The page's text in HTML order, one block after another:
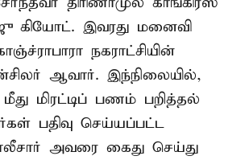
கியோட். இவரது மனைவி
நகராட்சியின்
ஆவார். இந்நிலையில்,
மிரட்டிப் பணம் பறித்தல்
பதிவு செய்யப்பட்ட
அவரை கைது செய்து